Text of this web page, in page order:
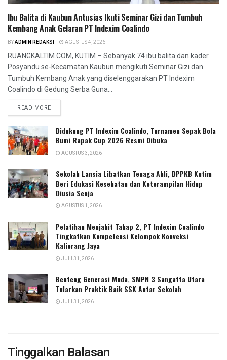
Ibu Balita di Kaubun Antusias Ikuti Seminar Gizi dan Tumbuh
Kembang Anak Gelaran PT Indexim Coalindo
BYADMIN REDAKSI AGUSTUS 4, 2026
RUANGKALTIM.COM, KUTIM – Sebanyak 74 ibu balita dan kader
Posyandu se-Kecamatan Kaubun mengikuti Seminar Gizi dan
Tumbuh Kembang Anak yang diselenggarakan PT Indexim
Coalindo di Gedung Serba Guna...
READ MORE
Didukung PT Indexim Coalindo, Turnamen Sepak Bola
Bumi Rapak Cup 2026 Resmi Dibuka
AGUSTUS 3, 2026
Sekolah Lansia Libatkan Tenaga Ahli, DPPKB Kutim
Beri Edukasi Kesehatan dan Keterampilan Hidup
Diusia Senja
AGUSTUS 1, 2026
Pelatihan Menjahit Tahap 2, PT Indexim Coalindo
Tingkatkan Kompetensi Kelompok Konveksi
Kaliorang Jaya
JULI 31, 2026
Benteng Generasi Muda, SMPN 3 Sangatta Utara
Tularkan Praktik Baik SSK Antar Sekolah
JULI 31, 2026
Tinggalkan Balasan